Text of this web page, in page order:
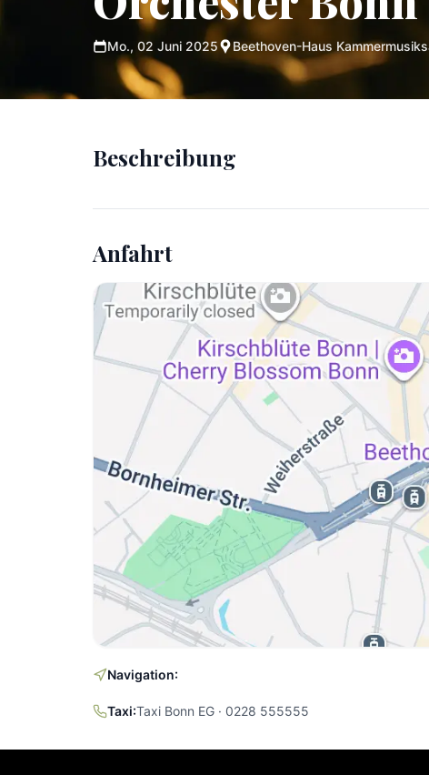
Mo., 02 Juni 2025 Beethoven-Haus
Beschreibung
Anfahrt
Navigation:
Taxi:Taxi Bonn EG · 0228 555555